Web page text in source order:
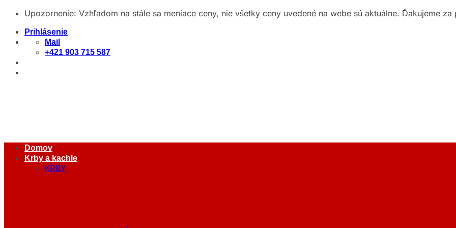
Skip
content
Upozornenie: Vzhľadom na stále sa meniace ceny, nie všetky ceny uvedené na webe sú aktuálne. Ďakujeme za
Prihlásenie
Mail
+421 903 715 587
Domov
Krby a kachle
KRBY